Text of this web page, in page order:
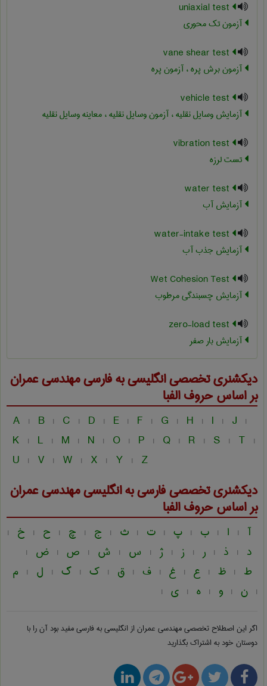
آزمون تک محوری
آزمون برش پره ، آزمون پره
آزمایش وسایل نقلیه ، آزمون وسایل نقلیه ، معاینه وسایل نقلیه
تست لرزه
آزمایش آب
آزمایش جذب آب
آزمایش چسبندگی مرطوب
آزمایش بار صفر
دیکشنری تخصصی انگلیسی به فارسیمهندسی عمران
بر اساس حروف الفبا
A | B | C | D | E | F | G | H | I | J |
K | L | M | N | O | P | Q | R | S | T |
U | V | W | X | Y | Z
دیکشنری تخصصی فارسی به انگلیسیمهندسی عمران
بر اساس حروف الفبا
آ | ا | ب | پ | ت | ث | ج | چ | ح | خ |
د | ذ | ر | ز | ژ | س | ش | ص | ض |
ط | ظ | ع | غ | ف | ق | ک | گ | ل | م
| ن | و | ه | ی |
اگر این اصطلاح تخصصیمهندسی عمران از انگلیسی به فارسیمفید بود آن را با
دوستان خود به اشتراک بگذارید